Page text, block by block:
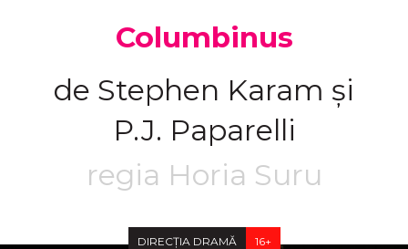
Columbinus
de Stephen Karam și
P.J. Paparelli
regia Horia Suru
DIRECȚIA DRAMĂ 16+